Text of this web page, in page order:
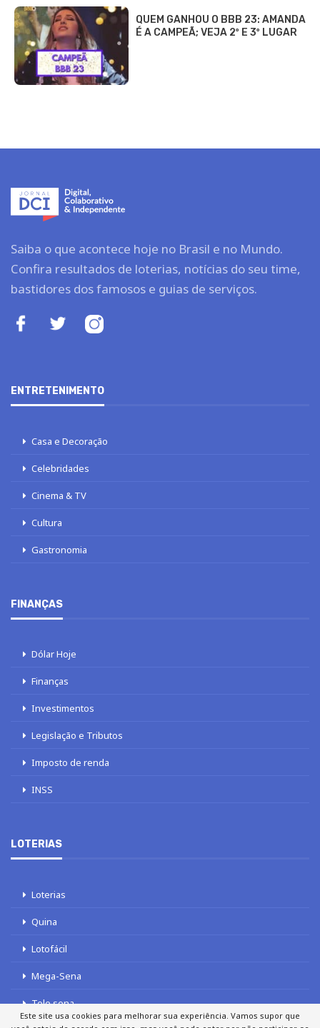
QUEM GANHOU O BBB 23: AMANDA
É A CAMPEÃ; VEJA 2º E 3º LUGAR
Saiba o que acontece hoje no Brasil e no Mundo.
Confira resultados de loterias, notícias do seu time,
bastidores dos famosos e guias de serviços.
ENTRETENIMENTO
Casa e Decoração
Celebridades
Cinema & TV
Cultura
Gastronomia
FINANÇAS
Dólar Hoje
Finanças
Investimentos
Legislação e Tributos
Imposto de renda
INSS
LOTERIAS
Loterias
Quina
Lotofácil
Mega-Sena
Tele sena
Este site usa cookies para melhorar sua experiência. Vamos supor que